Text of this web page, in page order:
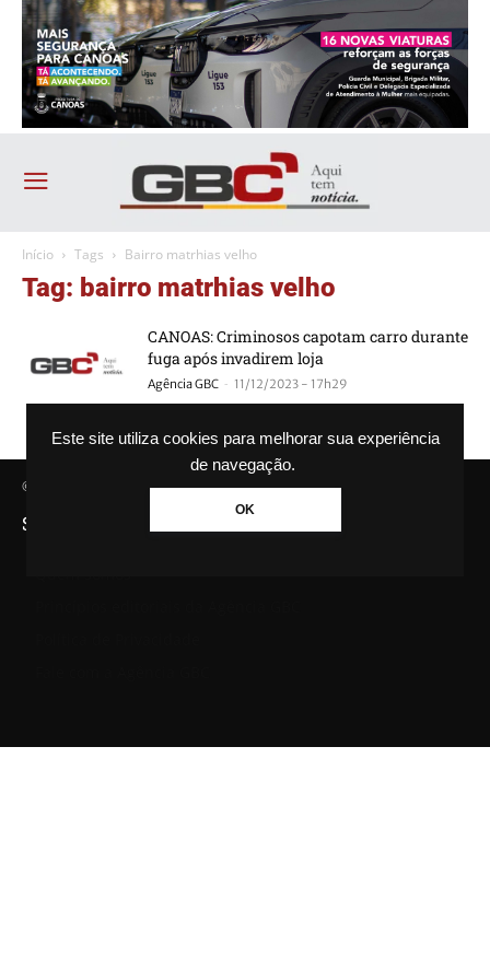
Este site utiliza cookies para melhorar sua experiência
de navegação.
OK
Início Tags Bairro matrhias velho
Tag: bairro matrhias velho
CANOAS: Criminosos capotam carro durante
fuga após invadirem loja
Agência GBC - 11/12/2023 - 17h29
© Agência GBC. Aqui tem notícia. Todos os direitos reservados.
SAIBA MAIS SOBRE A AGÊNCIA GBC